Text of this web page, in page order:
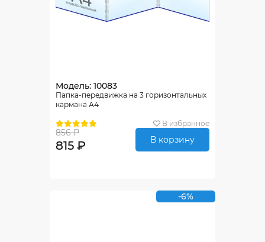
Модель: 10083
Папка-передвижка на 3 горизонтальных
кармана А4
В избранное
856 ₽
815 ₽ В корзину
-6%